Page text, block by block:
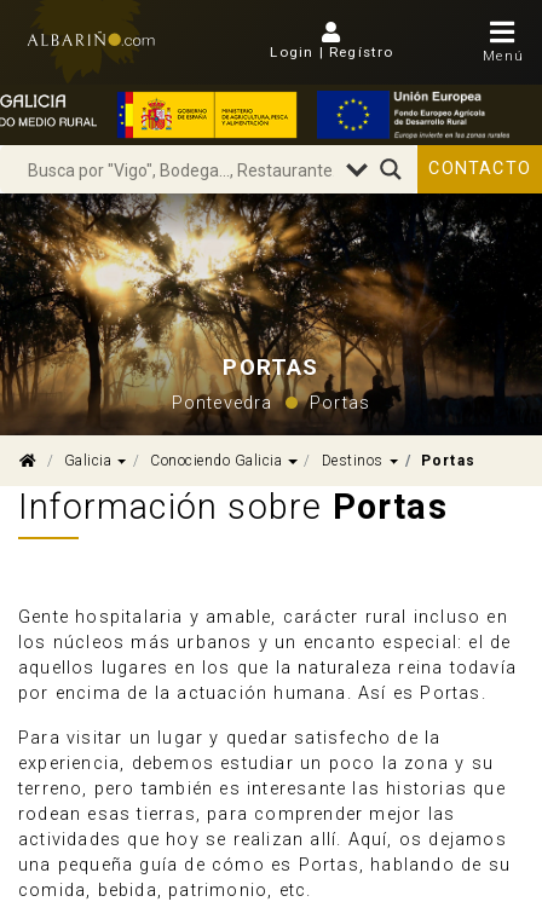
Login | Regístro Menú
CONTACTO
PORTAS
Pontevedra Portas
Galicia Dropdown
Conociendo Galicia Dropdown
Destinos Dropdown
Portas
Información sobre Portas
Gente hospitalaria y amable, carácter rural incluso en
los núcleos más urbanos y un encanto especial: el de
aquellos lugares en los que la naturaleza reina todavía
por encima de la actuación humana. Así es Portas.
Para visitar un lugar y quedar satisfecho de la
experiencia, debemos estudiar un poco la zona y su
terreno, pero también es interesante las historias que
rodean esas tierras, para comprender mejor las
actividades que hoy se realizan allí. Aquí, os dejamos
una pequeña guía de cómo es Portas, hablando de su
comida, bebida, patrimonio, etc.